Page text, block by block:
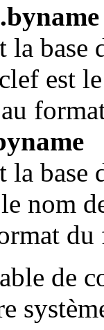
la base
est
la base
nom
de